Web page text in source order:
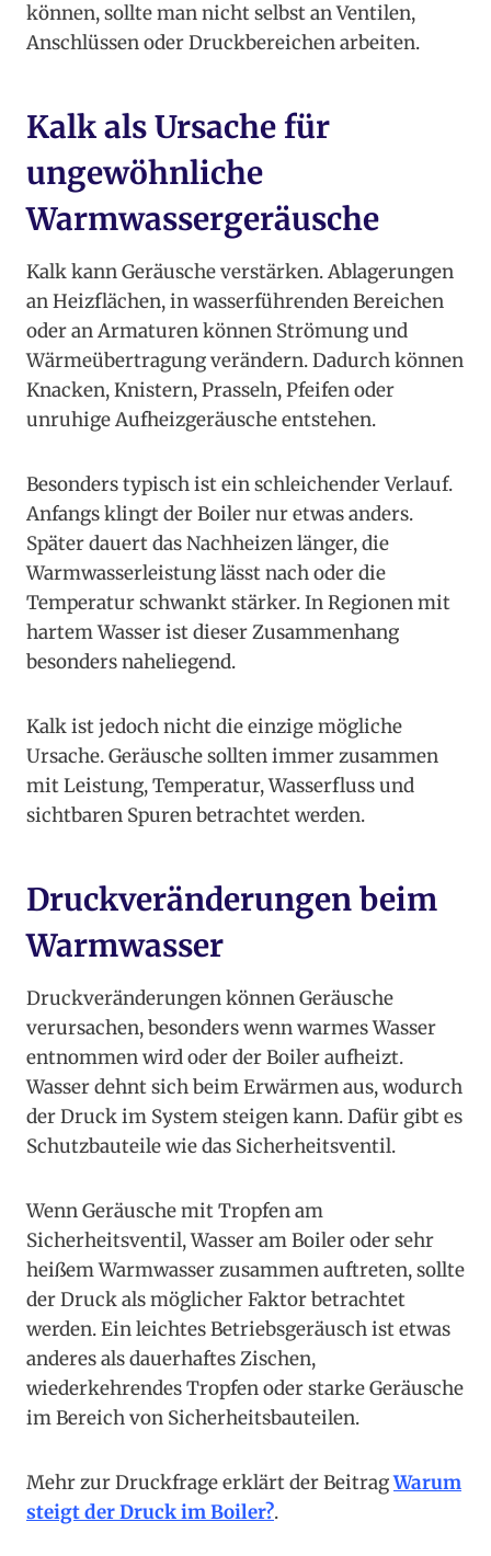
können, sollte man nicht selbst an Ventilen,
Anschlüssen oder Druckbereichen arbeiten.
Kalk als Ursache für
ungewöhnliche
Warmwassergeräusche
Kalk kann Geräusche verstärken. Ablagerungen
an Heizflächen, in wasserführenden Bereichen
oder an Armaturen können Strömung und
Wärmeübertragung verändern. Dadurch können
Knacken, Knistern, Prasseln, Pfeifen oder
unruhige Aufheizgeräusche entstehen.
Besonders typisch ist ein schleichender Verlauf.
Anfangs klingt der Boiler nur etwas anders.
Später dauert das Nachheizen länger, die
Warmwasserleistung lässt nach oder die
Temperatur schwankt stärker. In Regionen mit
hartem Wasser ist dieser Zusammenhang
besonders naheliegend.
Kalk ist jedoch nicht die einzige mögliche
Ursache. Geräusche sollten immer zusammen
mit Leistung, Temperatur, Wasserfluss und
sichtbaren Spuren betrachtet werden.
Druckveränderungen beim
Warmwasser
Druckveränderungen können Geräusche
verursachen, besonders wenn warmes Wasser
entnommen wird oder der Boiler aufheizt.
Wasser dehnt sich beim Erwärmen aus, wodurch
der Druck im System steigen kann. Dafür gibt es
Schutzbauteile wie das Sicherheitsventil.
Wenn Geräusche mit Tropfen am
Sicherheitsventil, Wasser am Boiler oder sehr
heißem Warmwasser zusammen auftreten, sollte
der Druck als möglicher Faktor betrachtet
werden. Ein leichtes Betriebsgeräusch ist etwas
anderes als dauerhaftes Zischen,
wiederkehrendes Tropfen oder starke Geräusche
im Bereich von Sicherheitsbauteilen.
Mehr zur Druckfrage erklärt der BeitragWarum
steigt der Druck im Boiler?.